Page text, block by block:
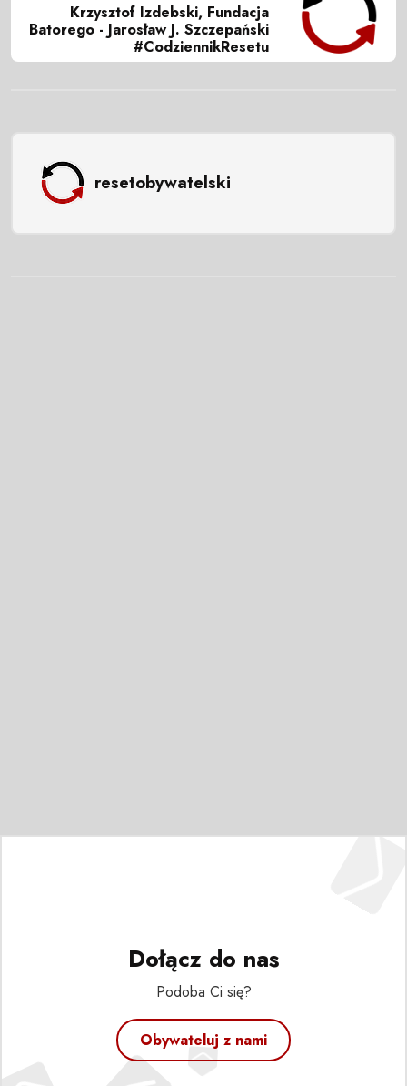
Krzysztof Izdebski, Fundacja
Batorego - Jarosław J. Szczepański
#CodziennikResetu
resetobywatelski
Dołącz do nas
Podoba Ci się?
Obywateluj z nami